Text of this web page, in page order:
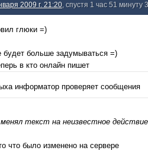
2009 г. 21:20 , спустя 1 час 51 минуту
глюки =)
будет больше задумываться =)
в кто онлайн пишет
информатор проверяет сообщения
текст на неизвестное
что было изменено на сервере